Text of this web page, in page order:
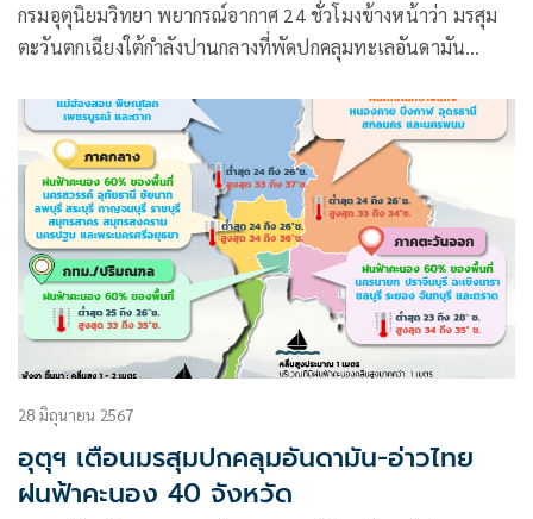
กรมอุตุนิยมวิทยา พยากรณ์อากาศ 24 ชั่วโมงข้างหน้าว่า มรสุม
ตะวันตกเฉียงใต้กำลังปานกลางที่พัดปกคลุมทะเลอันดามัน
28 มิถุนายน 2567
อุตุฯ เตือนมรสุมปกคลุมอันดามัน-อ่าวไทย
ฝนฟ้าคะนอง 40 จังหวัด